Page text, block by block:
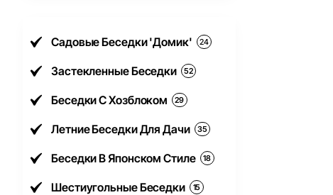
Садовые Беседки 'Домик' 24
Застекленные Беседки 52
Беседки С Хозблоком 29
Летние Беседки Для Дачи 35
Беседки В Японском Стиле 18
Шестиугольные Беседки 15